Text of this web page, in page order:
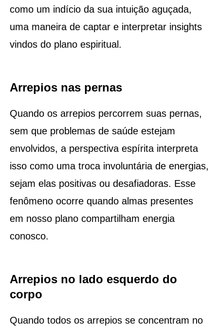
como um indício da sua intuição aguçada,
uma maneira de captar e interpretar insights
vindos do plano espiritual.
Arrepios nas pernas
Quando os arrepios percorrem suas pernas,
sem que problemas de saúde estejam
envolvidos, a perspectiva espírita interpreta
isso como uma troca involuntária de energias,
sejam elas positivas ou desafiadoras. Esse
fenômeno ocorre quando almas presentes
em nosso plano compartilham energia
conosco.
Arrepios no lado esquerdo do
corpo
Quando todos os arrepios se concentram no